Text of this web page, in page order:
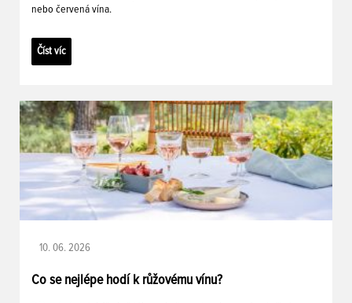
nebo červená vína.
Číst víc
10. 06. 2026
Co se nejlépe hodí k růžovému vínu?